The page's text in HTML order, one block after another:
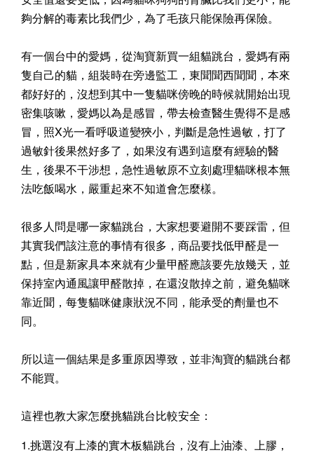
夠分解的毒素比我們少，為了毛孩只能保險再保險。
有一個台中的愛媽，從淘寶新買一組貓跳台，愛媽有兩
隻自己的貓，組裝時在旁邊監工，東聞聞西聞聞，本來
都好好的，沒想到其中一隻貓咪傍晚的時候就開始出現
密集咳嗽，愛媽以為是感冒，帶去檢查醫生覺得不是感
冒，照X光一看呼吸道變狹小，判斷是急性過敏，打了
過敏針後果然好多了，如果沒有遇到這麼有經驗的醫
生，後果不干涉想，急性過敏原不立刻處理貓咪根本無
法吃飯喝水，嚴重起來不知道會怎麼樣。
很多人問是哪一家貓跳台，大家想要避開不要踩雷，但
其實我們該注意的事情有很多，商品要找低甲醛是一
點，但是新家具本來就有少量甲醛應該要先放幾天，並
保持室內通風讓甲醛散掉，在還沒散掉之前，避免貓咪
靠近聞，每隻貓咪健康狀況不同，能承受的劑量也不
同。
所以這一個結果是多重原因導致，並非淘寶的貓跳台都
不能買。
這裡也教大家怎麼挑貓跳台比較安全：
1.挑選沒有上漆的實木板貓跳台，沒有上油漆、上膠，